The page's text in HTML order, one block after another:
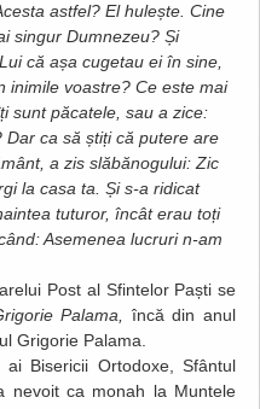
astfel? El hulește. Cine
singur Dumnezeu? Și
că așa cugetau ei în sine,
inimile voastre? Ce este mai
sunt păcatele, sau a zice:
ca să știți că putere are
a zis slăbănogului: Zic
la casa ta. Și s-a ridicat
tuturor, încât erau toți
Asemenea lucruri n-am
Post al Sfintelor Paști se
Palama,
încă din anul
Grigorie Palama.
Bisericii Ortodoxe, Sfântul
nevoit ca monah la Muntele